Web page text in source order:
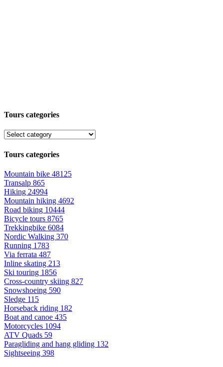
Tours categories
Tours categories
Mountain bike 48125
Transalp 865
Hiking 24994
Mountain hiking 4692
Road biking 10444
Bicycle tours 8765
Trekkingbike 6084
Nordic Walking 370
Running 1783
Via ferrata 487
Inline skating 213
Ski touring 1856
Cross-country skiing 827
Snowshoeing 590
Sledge 115
Horseback riding 182
Boat and canoe 435
Motorcycles 1094
ATV Quads 59
Paragliding and hang gliding 132
Sightseeing 398